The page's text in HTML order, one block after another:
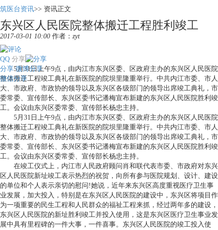
筑医台资讯>> 资讯正文
东兴区人民医院整体搬迁工程胜利竣工
2017-03-01 10:00 作者： zyt
分享
QQ
分享 微博分享
微信分享
5月31日上午9点，由内江市东兴区委、区政府主办的东兴区人民医院
整体搬迁工程竣工典礼在新医院的院坝里隆重举行。中共内江市委、市人
大、市政府、市政协的领导以及东兴区各级部门的领导出席竣工典礼，市
委常委、宣传部长、东兴区委书记潘梅宣布新建的东兴区人民医院胜利竣
工。会议由东兴区委常委、宣传部长杨忠主持。
5月31日上午9点，由内江市东兴区委、区政府主办的东兴区人民医院
整体搬迁工程竣工典礼在新医院的院坝里隆重举行。中共内江市委、市人
大、市政府、市政协的领导以及东兴区各级部门的领导出席竣工典礼，市
委常委、宣传部长、东兴区委书记潘梅宣布新建的东兴区人民医院胜利竣
工。会议由东兴区委常委、宣传部长杨忠主持。
在竣工仪式上，内江市人民政府顾问肖和联代表市委、市政府对东兴
区人民医院新址竣工表示热烈的祝贺，向所有参与医院规划、设计、建设
的单位和个人表示亲切的慰问!她说，近年来东兴区高度重视医疗卫生事
业发展，加大投入，特别是在东兴区人民医院的建设中，东兴区将项目作
为一项重要的民生工程和人民群众的福祉工程来抓，经过两年多的建设，
东兴区人民医院的新址胜利竣工并投入使用，这是东兴区医疗卫生事业发
展中具有里程碑的一件大事，一件喜事。东兴区人民医院的竣工投入使